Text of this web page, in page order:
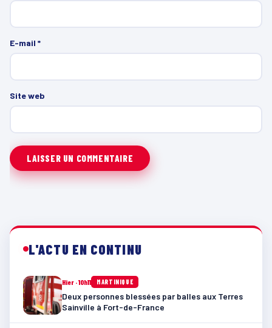
E-mail *
Site web
L'ACTU EN CONTINU
Hier · 10h11 MARTINIQUE
Deux personnes blessées par balles aux Terres
Sainville à Fort-de-France